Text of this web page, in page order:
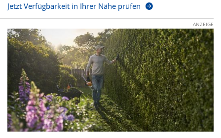
Jetzt Verfügbarkeit in Ihrer Nähe prüfen
ANZEIGE